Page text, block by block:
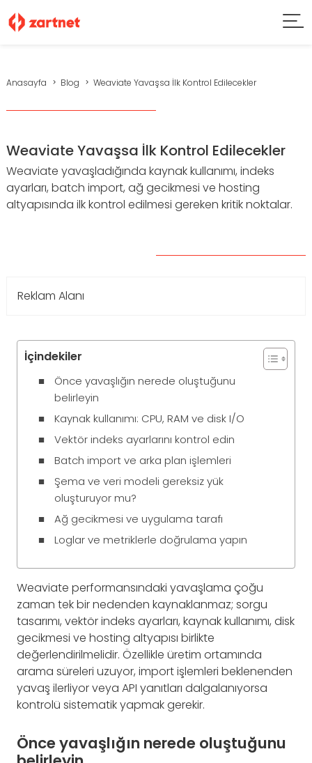
Anasayfa Blog Weaviate Yavaşsa İlk Kontrol Edilecekler
Weaviate Yavaşsa İlk Kontrol Edilecekler
Weaviate yavaşladığında kaynak kullanımı, indeks
ayarları, batch import, ağ gecikmesi ve hosting
altyapısında ilk kontrol edilmesi gereken kritik noktalar.
Reklam Alanı
İçindekiler
Önce yavaşlığın nerede oluştuğunu
belirleyin
Kaynak kullanımı: CPU, RAM ve disk I/O
Vektör indeks ayarlarını kontrol edin
Batch import ve arka plan işlemleri
Şema ve veri modeli gereksiz yük
oluşturuyor mu?
Ağ gecikmesi ve uygulama tarafı
Loglar ve metriklerle doğrulama yapın
Weaviate performansındaki yavaşlama çoğu
zaman tek bir nedenden kaynaklanmaz; sorgu
tasarımı, vektör indeks ayarları, kaynak kullanımı, disk
gecikmesi ve hosting altyapısı birlikte
değerlendirilmelidir. Özellikle üretim ortamında
arama süreleri uzuyor, import işlemleri beklenenden
yavaş ilerliyor veya API yanıtları dalgalanıyorsa
kontrolü sistematik yapmak gerekir.
Önce yavaşlığın nerede oluştuğunu